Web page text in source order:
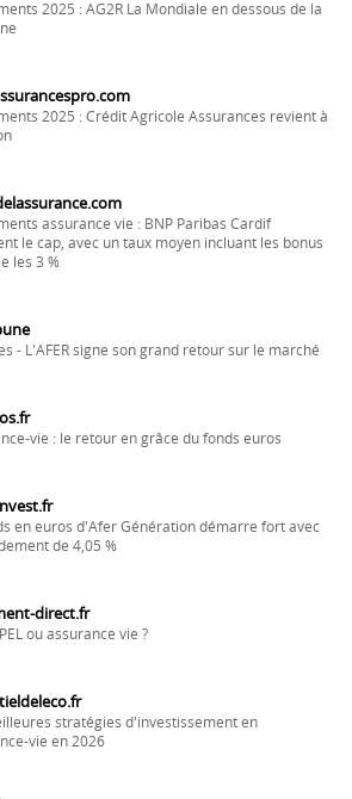
2025 : AG2R La Mondiale en dessous de la
2025 : Crédit Agricole Assurances revient à
assurance vie : BNP Paribas Cardif
le cap, avec un taux moyen incluant les bonus
les 3 %
- L'AFER signe son grand retour sur le marché
vie : le retour en grâce du fonds euros
en euros d'Afer Génération démarre fort avec
de 4,05 %
direct.fr
ou assurance vie ?
stratégies d'investissement en
vie en 2026